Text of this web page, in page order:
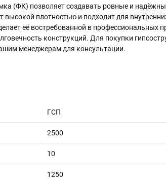
(ФК) позволяет создавать ровные и
плотностью и подходит для
её востребованной в профессиональных
конструкций. Для покупки
менеджерам для консультации.
ГСП
2500
10
1250